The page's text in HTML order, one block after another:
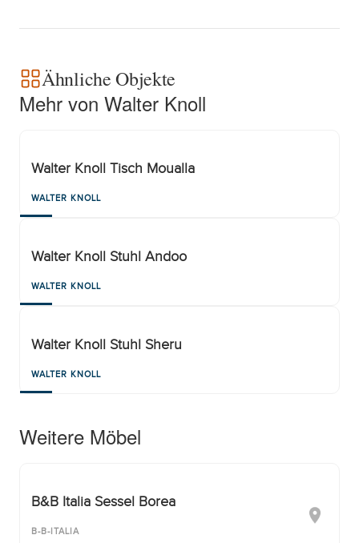
Ähnliche Objekte
Mehr von Walter Knoll
Walter Knoll Tisch Moualla
WALTER KNOLL
Walter Knoll Stuhl Andoo
WALTER KNOLL
Walter Knoll Stuhl Sheru
WALTER KNOLL
Weitere Möbel
B&B Italia Sessel Borea
B-B-ITALIA